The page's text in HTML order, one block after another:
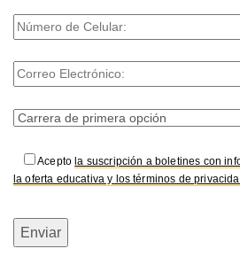
Acepto la suscripción a boletines con
la oferta educativa y los términos de